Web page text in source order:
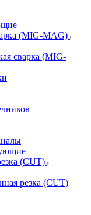
(MIG-MAG)
сварка (MIG-
(CUT)
резка (CUT)